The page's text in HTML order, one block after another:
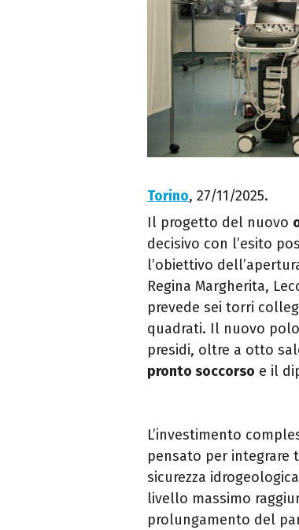
Torino, 27/11/2025.
Il progetto del nuovo
decisivo con l’esito
l’obiettivo
Regina Margherita,
prevede sei torri
quadrati. Il nuovo
presidi, oltre a otto
pronto soccorso e il
L’investimento
pensato per integrare
sicurezza
livello massimo
prolungamento del